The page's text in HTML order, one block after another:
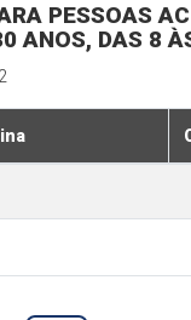
PESSOAS
ANOS, DAS 8